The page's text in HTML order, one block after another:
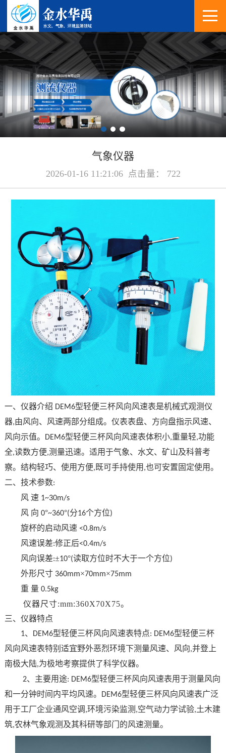
气象仪器
2026-01-16 11:21:06 点击量： 722
一、 仪器介绍 DEM6型轻便三杯风向风速表是机械式观测仪
器,由风向、风速两部分组成。仪表表盘、方向盘指示风速、
风向示值。
DEM6型轻便三杯风向风速表体积小,重量轻,功能
全,读数方便,测量迅速。适用于气象、水文、矿山及科普考
察。结构轻巧、使用方便,既可手持使用 ,也可安置固定使用。
二、 技术参数:
风 速 1~30m/s
风 向 0°~360°(分16个方位)
旋杯的启动风速 <0.8m/s
风速误差:修正后<0.4m/s
风向误差:±10°(读取方位时不大于一个方位)
外形尺寸 360mm×70mm×75mm
重 量 0.5kg
仪器尺寸:mm:360X70X75。
三、仪器特点
1、 DEM6型轻便三杯风向风速表特点: DEM6型轻便三杯
风向风速表特别适宜野外恶烈环境下测量风速、风向,并登上
南极大陆,为极地考察提供了科学仪器。
2、主要用途: DEM6型轻便三杯风向风速表用于测量风向
和一分钟时间内平均风速。
DEM6型轻便三杯风向风速表广泛
用于工厂企业通风空调 ,环境污染监测 ,空气动力学试验,土木建
筑,农林气象观测及其科研等部门的风速测量。